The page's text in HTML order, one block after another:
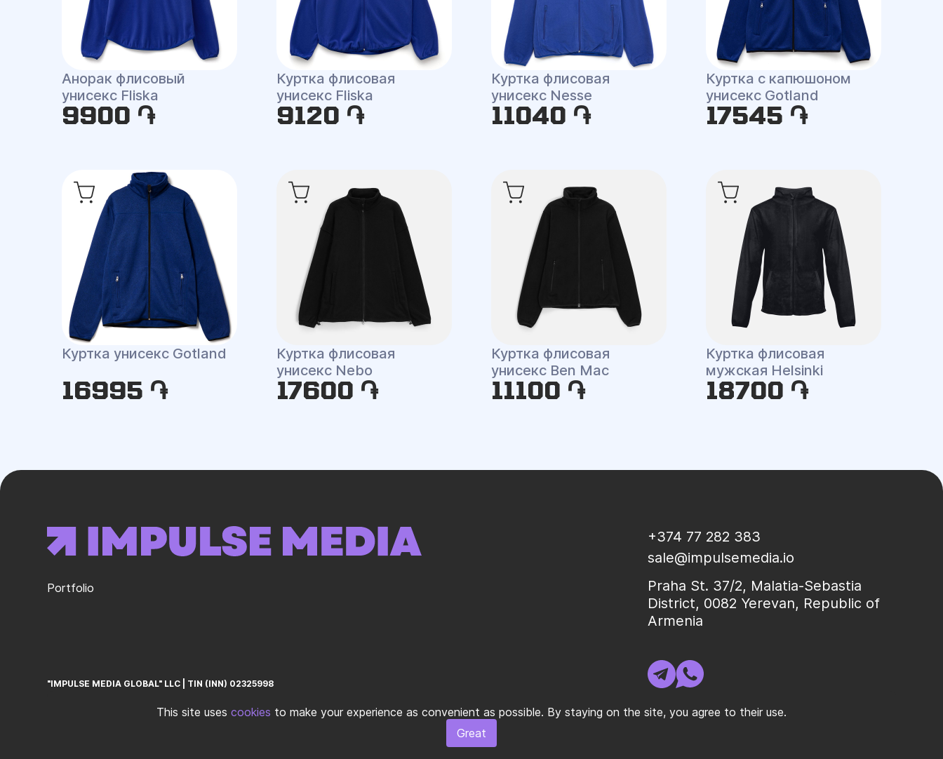
Анорак флисовый
унисекс Fliska
9900 ֏
Куртка флисовая
унисекс Fliska
9120 ֏
Куртка флисовая
унисекс Nesse
11040 ֏
Куртка с капюшоном
унисекс Gotland
17545 ֏
Куртка унисекс Gotland
16995 ֏
Куртка флисовая
унисекс Nebo
17600 ֏
Куртка флисовая
унисекс Ben Mac
11100 ֏
Куртка флисовая
мужская Helsinki
18700 ֏
Portfolio
"IMPULSE MEDIA GLOBAL" LLC TIN (INN) 02325998
+374 77 282 383
sale@impulsemedia.io
Praha St. 37/2, Malatia-Sebastia
District, 0082 Yerevan, Republic of
Armenia
© 2026 "IMPULSE MEDIA GLOBAL" LLC All rights reservedㅤ|ㅤ
This site uses cookies to make your experience as convenient as possible. By staying on the site, you agree to their use.
Great